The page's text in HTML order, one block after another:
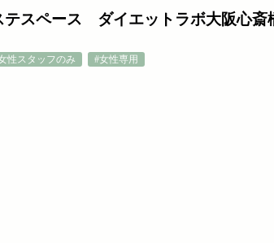
スペース ダイエットラボ大阪心斎
性スタッフのみ #女性専用